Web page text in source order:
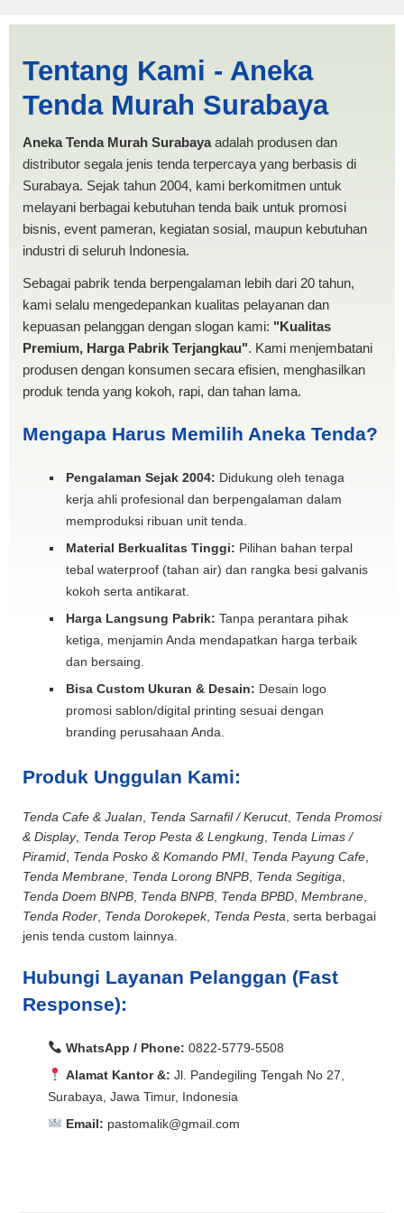
PRODUKSI ANEKA TENDA
MURAH
Tentang Kami - Aneka
Tenda Murah Surabaya
Aneka Tenda Murah Surabayaadalah produsen dan
distributor segala jenis tenda terpercaya yang berbasis di
Surabaya. Sejak tahun 2004, kami berkomitmen untuk
melayani berbagai kebutuhan tenda baik untuk promosi
bisnis, event pameran, kegiatan sosial, maupun kebutuhan
industri di seluruh Indonesia.
Sebagai pabrik tenda berpengalaman lebih dari 20 tahun,
kami selalu mengedepankan kualitas pelayanan dan
kepuasan pelanggan dengan slogan kami: "Kualitas
Premium, Harga Pabrik Terjangkau". Kami menjembatani
produsen dengan konsumen secara efisien, menghasilkan
produk tenda yang kokoh, rapi, dan tahan lama.
Mengapa Harus Memilih Aneka Tenda?
Pengalaman Sejak 2004: Didukung oleh tenaga
kerja ahli profesional dan berpengalaman dalam
memproduksi ribuan unit tenda.
Material Berkualitas Tinggi: Pilihan bahan terpal
tebal waterproof (tahan air) dan rangka besi galvanis
kokoh serta antikarat.
Harga Langsung Pabrik: Tanpa perantara pihak
ketiga, menjamin Anda mendapatkan harga terbaik
dan bersaing.
Bisa Custom Ukuran & Desain: Desain logo
promosi sablon/digital printing sesuai dengan
branding perusahaan Anda.
Produk Unggulan Kami:
Tenda Cafe & Jualan Tenda Sarnafil / Kerucut, Tenda Promosi
& Display, Tenda Terop Pesta & Lengkung Tenda Limas /
Piramid Tenda Posko & Komando PMI Tenda Payung Cafe
Tenda Membrane Tenda Lorong BNPB Tenda Segitiga
Tenda Doem BNPB Tenda BNPB Tenda BPBD Membrane
Tenda Roder Tenda Dorokepek, Tenda Pesta , serta berbagai
jenis tenda custom lainnya.
Hubungi Layanan Pelanggan (Fast
Response):
WhatsApp / Phone: 0822-5779-5508
Alamat Kantor &: Jl. Pandegiling Tengah No 27,
Surabaya, Jawa Timur, Indonesia
Email: pastomalik@gmail.com